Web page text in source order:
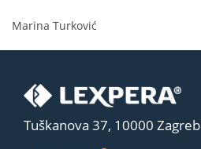
Marina Turković
Tuškanova 37, 10000 Zagreb